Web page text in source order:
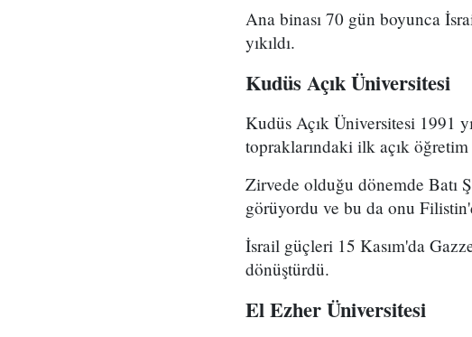
Ana binası 70 gün boyunca
yıkıldı.
Kudüs Açık Üniversitesi
Kudüs Açık Üniversitesi 1991
topraklarındaki ilk açık
Zirvede olduğu dönemde Batı
görüyordu ve bu da onu
İsrail güçleri 15 Kasım'da
dönüştürdü.
El Ezher Üniversitesi